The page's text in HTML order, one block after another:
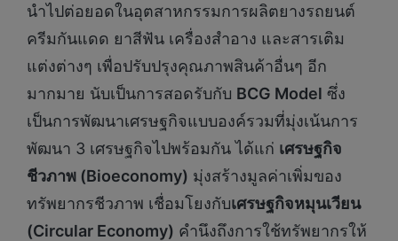
นำไปต่อยอดในอุตสาหกรรมการผลิตยางรถยนต์
ครีมกันแดด ยาสีฟัน เครื่องสำอาง และสารเติม
แต่งต่างๆ เพื่อปรับปรุงคุณภาพสินค้าอื่นๆ อีก
มากมาย นับเป็นการสอดรับกับ BCG Model ซึ่ง
เป็นการพัฒนาเศรษฐกิจแบบองค์รวมที่มุ่งเน้นการ
พัฒนา 3 เศรษฐกิจไปพร้อมกัน ได้แก่ เศรษฐกิจ
ชีวภาพ (Bioeconomy) มุ่งสร้างมูลค่าเพิ่มของ
ทรัพยากรชีวภาพ เชื่อมโยงกับเศรษฐกิจหมุนเวียน
(Circular Economy) คำนึงถึงการใช้ทรัพยากรให้